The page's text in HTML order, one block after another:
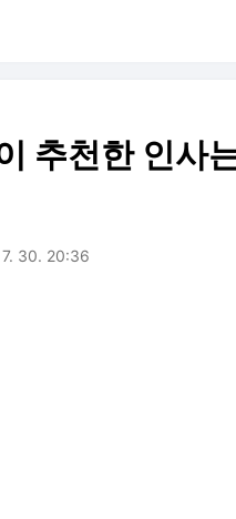
추천한 인사
30. 20:36